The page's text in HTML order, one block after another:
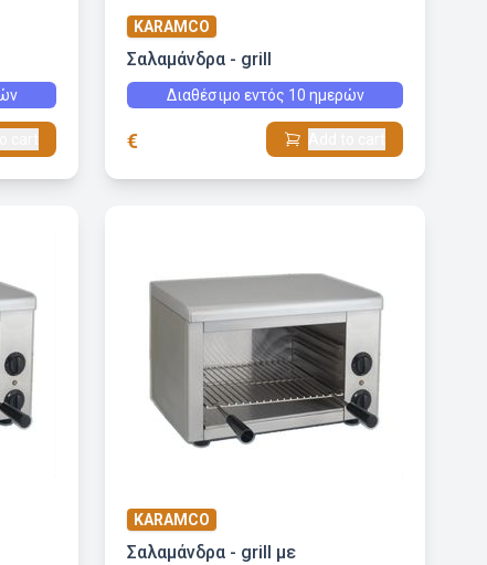
KARAMCO
Σαλαμάνδρα - grill
Διαθέσιμο εντός 10 ημερών
€
KARAMCO
Σαλαμάνδρα - grill με